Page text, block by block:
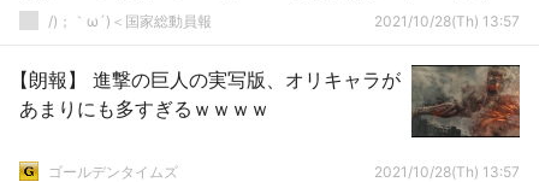
ﾚｰﾑﾀﾞｯｸ」→
/)；｀ω´)＜国家総動員報 2021/10/28(Th) 13:57
【朗報】 進撃の巨人の実写版、オリキャラが
あまりにも多すぎるｗｗｗｗ
ゴールデンタイムズ 2021/10/28(Th) 13:57